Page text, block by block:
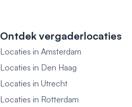
Ontdek vergaderlocaties
Locaties in Amsterdam
Locaties in Den Haag
Locaties in Utrecht
Locaties in Rotterdam